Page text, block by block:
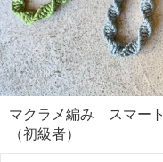
マクラメ編み スマー
（初級者）